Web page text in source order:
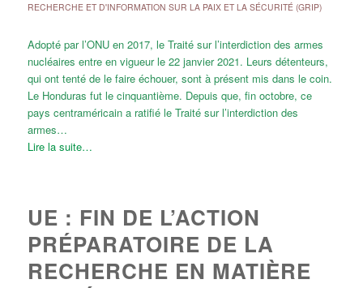
RECHERCHE ET D'INFORMATION SUR LA PAIX ET LA SÉCURITÉ (GRIP)
Adopté par l’ONU en 2017, le Traité sur l’interdiction des armes
nucléaires entre en vigueur le 22 janvier 2021. Leurs détenteurs,
qui ont tenté de le faire échouer, sont à présent mis dans le coin.
Le Honduras fut le cinquantième. Depuis que, fin octobre, ce
pays centraméricain a ratifié le Traité sur l’interdiction des
armes…
Lire la suite…
UE : FIN DE L’ACTION
PRÉPARATOIRE DE LA
RECHERCHE EN MATIÈRE